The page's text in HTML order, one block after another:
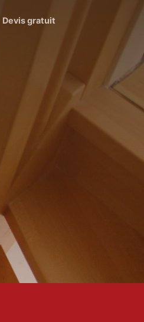
Devis gratuit